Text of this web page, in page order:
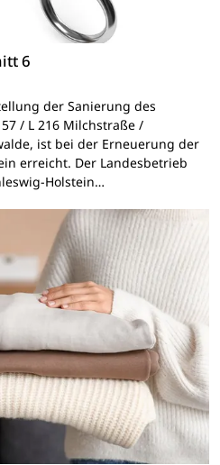
6
der Sanierung des
/ L 216 Milchstraße /
ist bei der Erneuerung der
erreicht. Der Landesbetrieb
Holstein…